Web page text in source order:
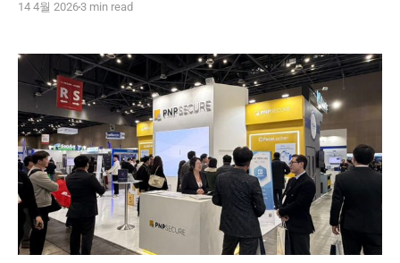
전 세계 주요 IT·보안 기업과 바이어, 투자자들이 모이는 글
가장 가까이에서 확인할 수 있는 의미 있는 무대입니다. 이
번 행사 역시
14 4월 20263 min read